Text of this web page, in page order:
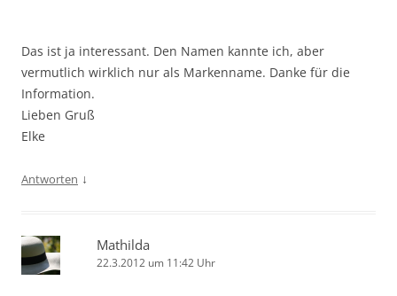
Das ist ja interessant. Den Namen kannte ich, aber
vermutlich wirklich nur als Markenname. Danke für die
Information.
Lieben Gruß
Elke
Antworten ↓
Mathilda
22.3.2012 um 11:42 Uhr